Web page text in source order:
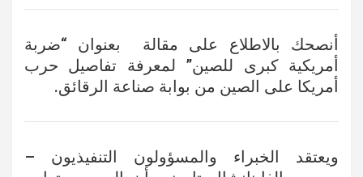
أنصحك بالاطلاع على مقالة بعنوان “ضربة
أمريكية كبرى للصين” لمعرفة تفاصيل حرب
أمريكا على الصين من بوابة صناعة الرقائق.
ويعتقد الخبراء والمسؤولون التنفيذيون –